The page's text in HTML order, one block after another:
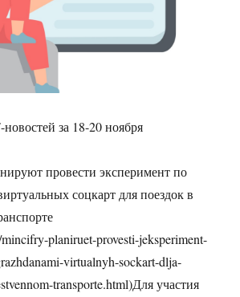
за 18-20 ноября
провести эксперимент по
соцкарт для поездок в
planiruet-provesti-jeksperiment-
virtualnyh-sockart-dlja-
transporte.html)Для участия